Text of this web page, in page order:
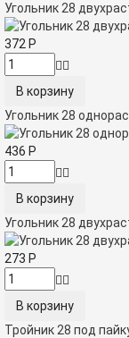
Угольник 28
372 Р
Угольник 28
436 Р
Угольник 28
273 Р
Тройник 28 под